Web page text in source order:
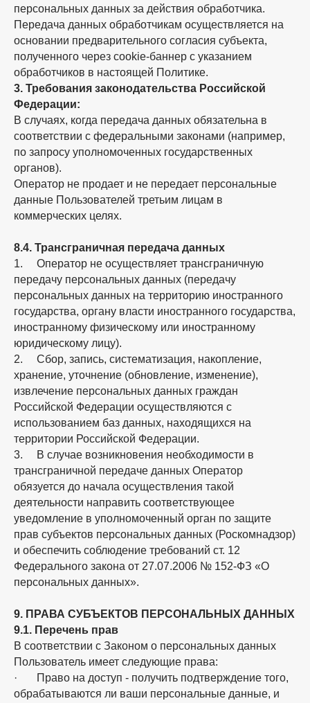
персональных данных за действия обработчика.
Передача данных обработчикам осуществляется на
основании предварительного согласия субъекта,
полученного через cookie-баннер с указанием
обработчиков в настоящей Политике.
3. Требования законодательства Российской
Федерации:
В случаях, когда передача данных обязательна в
соответствии с федеральными законами (например,
по запросу уполномоченных государственных
органов).
Оператор не продает и не передает персональные
данные Пользователей третьим лицам в
коммерческих целях.
8.4. Трансграничная передача данных
1. Оператор не осуществляет трансграничную
передачу персональных данных (передачу
персональных данных на территорию иностранного
государства, органу власти иностранного государства,
иностранному физическому или иностранному
юридическому лицу).
2. Сбор, запись, систематизация, накопление,
хранение, уточнение (обновление, изменение),
извлечение персональных данных граждан
Российской Федерации осуществляются с
использованием баз данных, находящихся на
территории Российской Федерации.
3. В случае возникновения необходимости в
трансграничной передаче данных Оператор
обязуется до начала осуществления такой
деятельности направить соответствующее
уведомление в уполномоченный орган по защите
прав субъектов персональных данных (Роскомнадзор)
и обеспечить соблюдение требований ст. 12
Федерального закона от 27.07.2006 № 152-ФЗ «О
персональных данных».
9. ПРАВА СУБЪЕКТОВ ПЕРСОНАЛЬНЫХ ДАННЫХ
9.1. Перечень прав
В соответствии с Законом о персональных данных
Пользователь имеет следующие права:
· Право на доступ - получить подтверждение того,
обрабатываются ли ваши персональные данные, и